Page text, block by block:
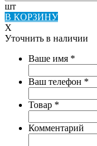
шт
В КОРЗИНУ
X
Уточнить в наличии
Ваше имя *
Ваш телефон *
Товар *
Комментарий